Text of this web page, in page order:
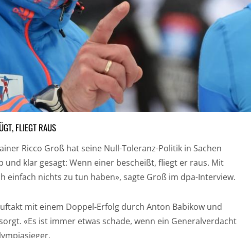
FLIEGT RAUS
Ricco Groß hat seine Null-Toleranz-Politik in Sachen
und klar gesagt: Wenn einer bescheißt, fliegt er raus. Mit
einfach nichts zu tun haben», sagte Groß im dpa-Interview.
mit einem Doppel-Erfolg durch Anton Babikow und
«Es ist immer etwas schade, wenn ein Generalverdacht